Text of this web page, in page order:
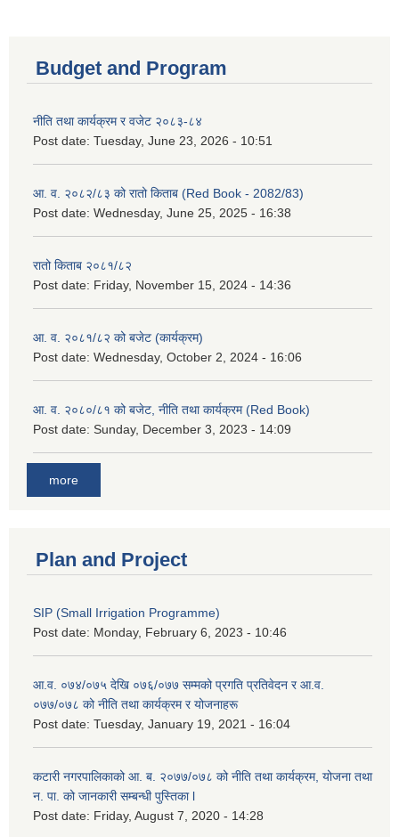
Budget and Program
नीति तथा कार्यक्रम र वजेट २०८३-८४
Post date: Tuesday, June 23, 2026 - 10:51
आ. व. २०८२/८३ को रातो किताब (Red Book - 2082/83)
Post date: Wednesday, June 25, 2025 - 16:38
रातो किताब २०८१/८२
Post date: Friday, November 15, 2024 - 14:36
आ. व. २०८१/८२ को बजेट (कार्यक्रम)
Post date: Wednesday, October 2, 2024 - 16:06
आ. व. २०८०/८१ को बजेट, नीति तथा कार्यक्रम (Red Book)
Post date: Sunday, December 3, 2023 - 14:09
more
Plan and Project
SIP (Small Irrigation Programme)
Post date: Monday, February 6, 2023 - 10:46
आ.व. ०७४/०७५ देखि ०७६/०७७ सम्मको प्रगति प्रतिवेदन र आ.व.
०७७/०७८ को नीति तथा कार्यक्रम र योजनाहरू
Post date: Tuesday, January 19, 2021 - 16:04
कटारी नगरपालिकाको आ. ब. २०७७/०७८ को नीति तथा कार्यक्रम, योजना तथा
न. पा. को जानकारी सम्बन्धी पुस्तिका l
Post date: Friday, August 7, 2020 - 14:28